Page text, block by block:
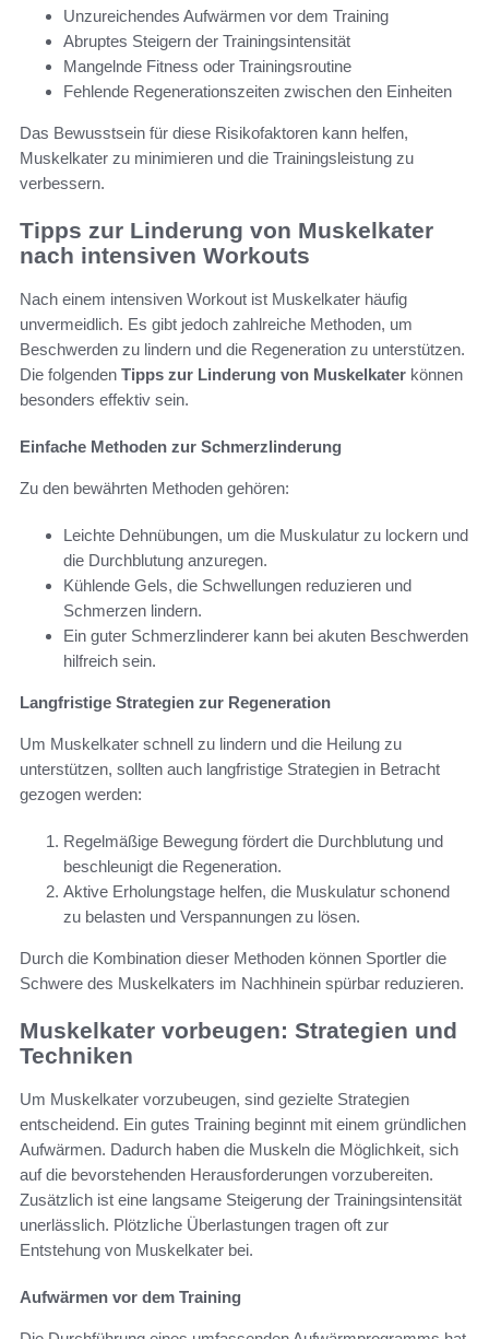
Unzureichendes Aufwärmen vor dem Training
Abruptes Steigern der Trainingsintensität
Mangelnde Fitness oder Trainingsroutine
Fehlende Regenerationszeiten zwischen den Einheiten
Das Bewusstsein für diese Risikofaktoren kann helfen,
Muskelkater zu minimieren und die Trainingsleistung zu
verbessern.
Tipps zur Linderung von Muskelkater
nach intensiven Workouts
Nach einem intensiven Workout ist Muskelkater häufig
unvermeidlich. Es gibt jedoch zahlreiche Methoden, um
Beschwerden zu lindern und die Regeneration zu unterstützen.
Die folgenden Tipps zur Linderung von Muskelkater können
besonders effektiv sein.
Einfache Methoden zur Schmerzlinderung
Zu den bewährten Methoden gehören:
Leichte Dehnübungen, um die Muskulatur zu lockern und
die Durchblutung anzuregen.
Kühlende Gels, die Schwellungen reduzieren und
Schmerzen lindern.
Ein guter Schmerzlinderer kann bei akuten Beschwerden
hilfreich sein.
Langfristige Strategien zur Regeneration
Um Muskelkater schnell zu lindern und die Heilung zu
unterstützen, sollten auch langfristige Strategien in Betracht
gezogen werden:
Regelmäßige Bewegung fördert die Durchblutung und
beschleunigt die Regeneration.
Aktive Erholungstage helfen, die Muskulatur schonend
zu belasten und Verspannungen zu lösen.
Durch die Kombination dieser Methoden können Sportler die
Schwere des Muskelkaters im Nachhinein spürbar reduzieren.
Muskelkater vorbeugen: Strategien und
Techniken
Um Muskelkater vorzubeugen, sind gezielte Strategien
entscheidend. Ein gutes Training beginnt mit einem gründlichen
Aufwärmen. Dadurch haben die Muskeln die Möglichkeit, sich
auf die bevorstehenden Herausforderungen vorzubereiten.
Zusätzlich ist eine langsame Steigerung der Trainingsintensität
unerlässlich. Plötzliche Überlastungen tragen oft zur
Entstehung von Muskelkater bei.
Aufwärmen vor dem Training